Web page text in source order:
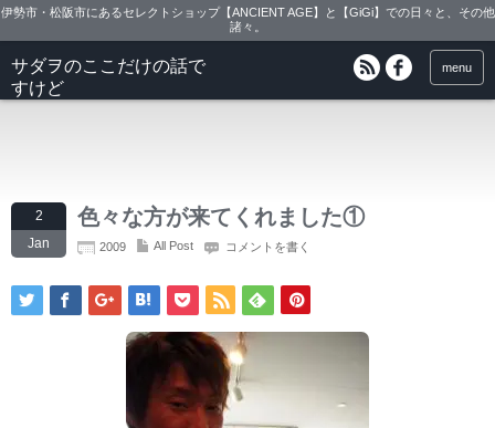
伊勢市・松阪市にあるセレクトショップ【ANCIENT AGE】と【GiGi】での日々と、その他
諸々。
サダヲのここだけの話で
すけど
menu
2
Jan
色々な方が来てくれました①
2009 All Post コメントを書く